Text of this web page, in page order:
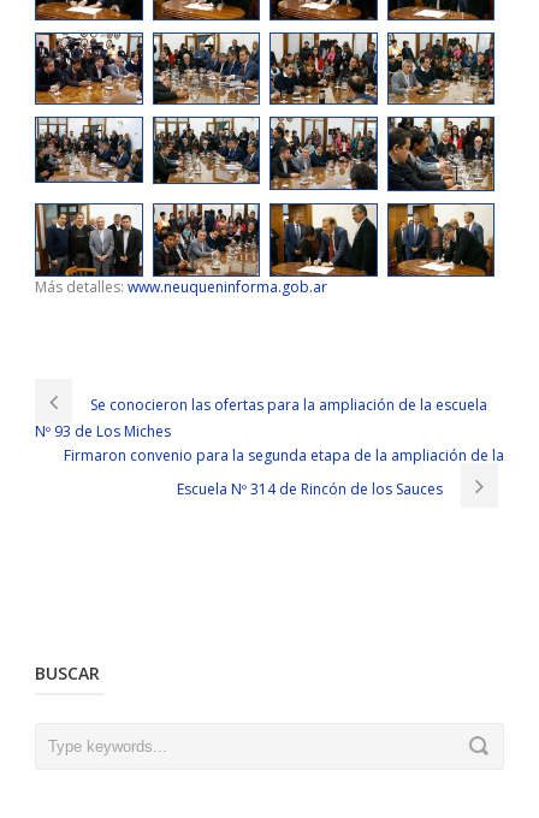
Más detalles: www.neuqueninforma.gob.ar
Databases be dissolved, Xiao Miao do not know where to go he
Microsoft 70-462 Demos had no old troops, although many troops
to him, but the seedlings on the spot where the captain. So, I think
you will understand me.Sleep well, study hard, keep going up
Microsoft SQL Server 2012 70-462 every day, wait for me to find you.
Demos70-462 Demos
eyes looked at the front with some disappointment, silently
Se conocieron las ofertas para la ampliación de la escuela
Nº 93 de Los Miches
Firmaron convenio para la segunda etapa de la ampliación de la
Escuela Nº 314 de Rincón de los Sauces
BUSCAR